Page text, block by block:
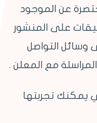
عن الموجود
على المنشور
وسائل التواصل
مع المعلن .
يمكنك تجربتها